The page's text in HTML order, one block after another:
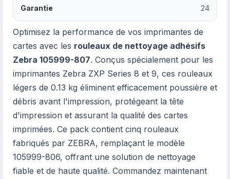
Garantie 24
Optimisez la performance de vos imprimantes de
cartes avec les rouleaux de nettoyage adhésifs
Zebra 105999-807. Conçus spécialement pour les
imprimantes Zebra ZXP Series 8 et 9, ces rouleaux
légers de 0.13 kg éliminent efficacement poussière et
débris avant l'impression, protégeant la tête
d'impression et assurant la qualité des cartes
imprimées. Ce pack contient cinq rouleaux
fabriqués par ZEBRA, remplaçant le modèle
105999-806, offrant une solution de nettoyage
fiable et de haute qualité. Commandez maintenant